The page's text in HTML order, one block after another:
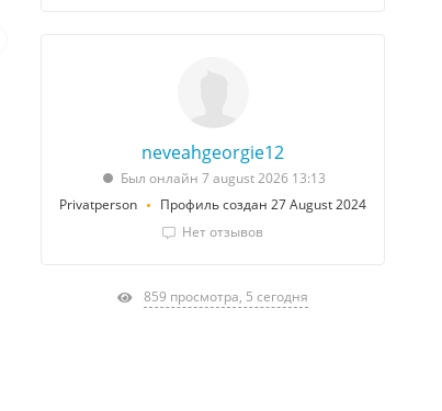
neveahgeorgie12
Был онлайн 7 august 2026 13:13
Privatperson
Профиль создан 27 August 2024
Нет отзывов
859 просмотра, 5 сегодня